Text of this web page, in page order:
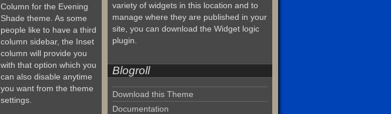
Column for the Evening
Shade theme. As some
people like to have a third
column sidebar, the Inset
column will provide you
with that option which you
can also disable anytime
you want from the theme
settings.
variety of widgets in this location and to
manage where they are published in your
site, you can download the Widget logic
plugin.
Blogroll
Download this Theme
Documentation